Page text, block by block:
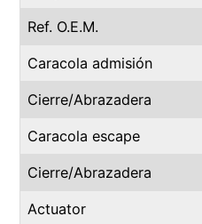
Ref. O.E.M.
Caracola admisión
Cierre/Abrazadera
Caracola escape
Cierre/Abrazadera
Actuator